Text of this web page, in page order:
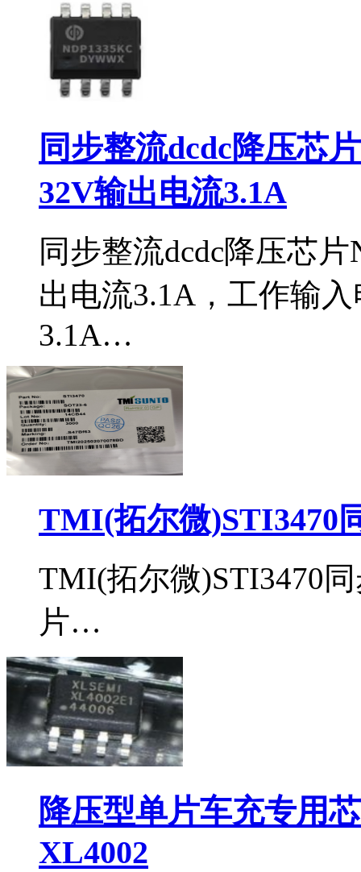
同步整流dcdc降压芯
32V输出电流3.1A
同步整流dcdc降压芯
出电流3.1A，工作输
3.1A…
TMI(拓尔微)STI3470
TMI(拓尔微)STI3470
片…
降压型单片车充专用
XL4002